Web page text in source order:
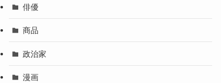
俳優
商品
政治家
漫画